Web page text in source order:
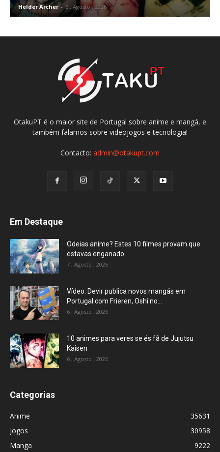
Helder Archer - 6 , Agosto , 2026
OtakuPT é o maior site de Portugal sobre anime e mangá, e
também falamos sobre videojogos e tecnologia!
Contacto: admin@otakupt.com
Em Destaque
Odeias anime? Estes 10 filmes provam que
estavas enganado
7 , Agosto , 2026
Vídeo: Devir publica novos mangás em
Portugal com Frieren, Oshi no...
6 , Agosto , 2026
10 animes para veres se és fã de Jujutsu
Kaisen
6 , Agosto , 2026
Categorias
Anime
35631
Jogos
30958
Manga
9222